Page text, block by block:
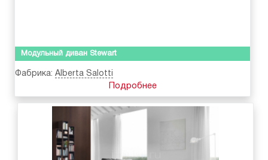
Модульный диван Stewart
Фабрика: Alberta Salotti
Подробнее